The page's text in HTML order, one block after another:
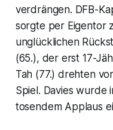
verdrängen. DFB-
sorgte per Eigentor
unglücklichen
(65.), der erst 17-
Tah (77.) drehten
Spiel. Davies wurde
tosendem Applaus